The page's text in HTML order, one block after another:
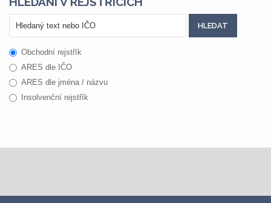
Obchodní rejstřík
ARES dle IČO
ARES dle jména / názvu
Insolvenční rejstřík